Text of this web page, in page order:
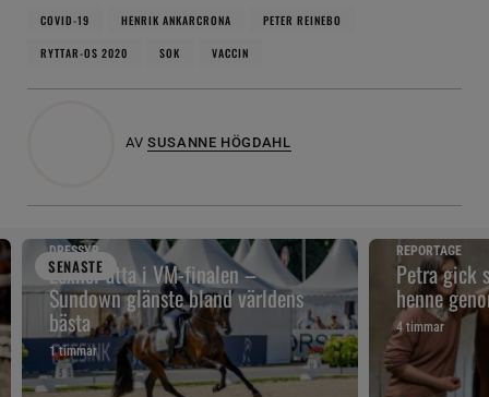
COVID-19 HENRIK ANKARCRONA
PETER REINEBO
RYTTAR-OS 2020
SOK VACCIN
AV SUSANNE HÖGDAHL
SENASTE
DRESSYR
Lexner åtta i VM-finalen –
Sundown glänste bland världens
bästa
1 timmar
REPORTAGE
Petra gick
henne
4 timmar